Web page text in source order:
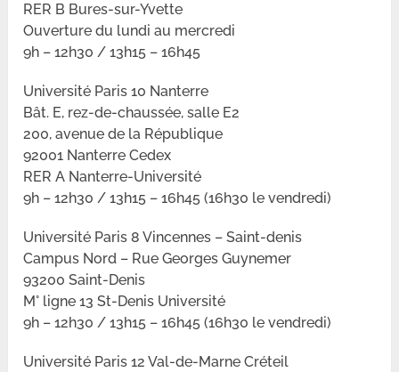
RER B Bures-sur-Yvette
Ouverture du lundi au mercredi
9h – 12h30 / 13h15 – 16h45
Université Paris 10 Nanterre
Bât. E, rez-de-chaussée, salle E2
200, avenue de la République
92001 Nanterre Cedex
RER A Nanterre-Université
9h – 12h30 / 13h15 – 16h45 (16h30 le vendredi)
Université Paris 8 Vincennes – Saint-denis
Campus Nord – Rue Georges Guynemer
93200 Saint-Denis
M° ligne 13 St-Denis Université
9h – 12h30 / 13h15 – 16h45 (16h30 le vendredi)
Université Paris 12 Val-de-Marne Créteil